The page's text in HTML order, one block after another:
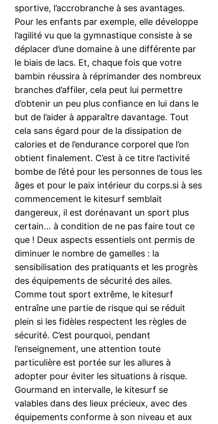
sportive, l’accrobranche à ses avantages.
Pour les enfants par exemple, elle développe
l’agilité vu que la gymnastique consiste à se
déplacer d’une domaine à une différente par
le biais de lacs. Et, chaque fois que votre
bambin réussira à réprimander des nombreux
branches d’affiler, cela peut lui permettre
d’obtenir un peu plus confiance en lui dans le
but de l’aider à apparaître davantage. Tout
cela sans égard pour de la dissipation de
calories et de l’endurance corporel que l’on
obtient finalement. C’est à ce titre l’activité
bombe de l’été pour les personnes de tous les
âges et pour le paix intérieur du corps.si à ses
commencement le kitesurf semblait
dangereux, il est dorénavant un sport plus
certain… à condition de ne pas faire tout ce
que ! Deux aspects essentiels ont permis de
diminuer le nombre de gamelles : la
sensibilisation des pratiquants et les progrès
des équipements de sécurité des ailes.
Comme tout sport extrême, le kitesurf
entraîne une partie de risque qui se réduit
plein si les fidèles respectent les règles de
sécurité. C’est pourquoi, pendant
l’enseignement, une attention toute
particulière est portée sur les allures à
adopter pour éviter les situations à risque.
Gourmand en intervalle, le kitesurf se
valables dans des lieux précieux, avec des
équipements conforme à son niveau et aux